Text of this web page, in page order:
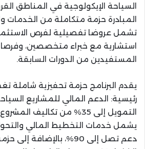
السياحة الإيكولوجية في المناطق
المبادرة حزمة متكاملة من الخدمات
تشمل عروضا تفصيلية لفرص
استشارية مع خبراء متخصصين، وفرصا
المستفيدين من الدورات السابقة.
يقدم البرنامج حزمة تحفيزية شاملة
رئيسية: الدعم المالي للمشاريع
التمويل إلى 35% من تكاليف
يشمل خدمات التخطيط المالي
دعم تصل إلى 90%،